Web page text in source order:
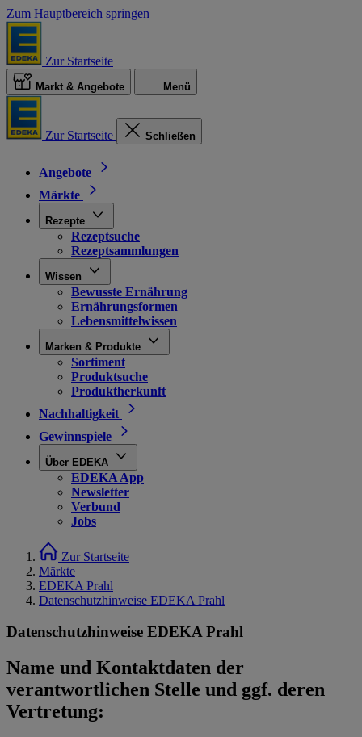
Zum Hauptbereich springen
Zur Startseite
Markt & Angebote Menü
Zur Startseite Schließen
Angebote
Märkte
Rezepte
Rezeptsuche
Rezeptsammlungen
Wissen
Bewusste Ernährung
Ernährungsformen
Lebensmittelwissen
Marken & Produkte
Sortiment
Produktsuche
Produktherkunft
Nachhaltigkeit
Gewinnspiele
Über EDEKA
EDEKA App
Newsletter
Verbund
Jobs
Zur Startseite
Märkte
EDEKA Prahl
Datenschutzhinweise EDEKA Prahl
Datenschutzhinweise EDEKA Prahl
Name und Kontaktdaten der
verantwortlichen Stelle und ggf. deren
Vertretung: